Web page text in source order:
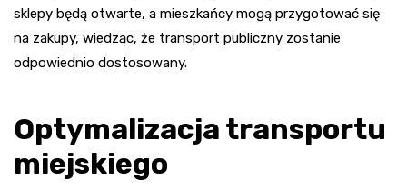
sklepy będą otwarte, a mieszkańcy mogą przygotować się
na zakupy, wiedząc, że transport publiczny zostanie
odpowiednio dostosowany.
Optymalizacja transportu
miejskiego